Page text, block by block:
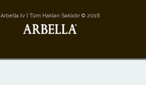
Arbella.tv | Tüm Hakları Saklıdır © 2016